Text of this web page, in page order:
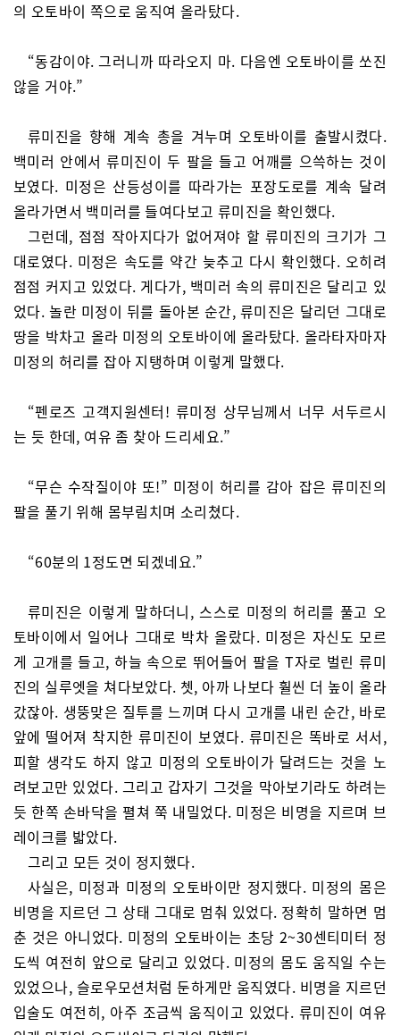
의 오토바이 쪽으로 움직여 올라탔다.
“동감이야. 그러니까 따라오지 마. 다음엔 오토바이를 쏘진
않을 거야.”
류미진을 향해 계속 총을 겨누며 오토바이를 출발시켰다.
백미러 안에서 류미진이 두 팔을 들고 어깨를 으쓱하는 것이
보였다. 미정은 산등성이를 따라가는 포장도로를 계속 달려
올라가면서 백미러를 들여다보고 류미진을 확인했다.
그런데, 점점 작아지다가 없어져야 할 류미진의 크기가 그
대로였다. 미정은 속도를 약간 늦추고 다시 확인했다. 오히려
점점 커지고 있었다. 게다가, 백미러 속의 류미진은 달리고 있
었다. 놀란 미정이 뒤를 돌아본 순간, 류미진은 달리던 그대로
땅을 박차고 올라 미정의 오토바이에 올라탔다. 올라타자마자
미정의 허리를 잡아 지탱하며 이렇게 말했다.
“펜로즈 고객지원센터! 류미정 상무님께서 너무 서두르시
는 듯 한데, 여유 좀 찾아 드리세요.”
“무슨 수작질이야 또!” 미정이 허리를 감아 잡은 류미진의
팔을 풀기 위해 몸부림치며 소리쳤다.
“60분의 1정도면 되겠네요.”
류미진은 이렇게 말하더니, 스스로 미정의 허리를 풀고 오
토바이에서 일어나 그대로 박차 올랐다. 미정은 자신도 모르
게 고개를 들고, 하늘 속으로 뛰어들어 팔을 T자로 벌린 류미
진의 실루엣을 쳐다보았다. 쳇, 아까 나보다 훨씬 더 높이 올라
갔잖아. 생뚱맞은 질투를 느끼며 다시 고개를 내린 순간, 바로
앞에 떨어져 착지한 류미진이 보였다. 류미진은 똑바로 서서,
피할 생각도 하지 않고 미정의 오토바이가 달려드는 것을 노
려보고만 있었다. 그리고 갑자기 그것을 막아보기라도 하려는
듯 한쪽 손바닥을 펼쳐 쭉 내밀었다. 미정은 비명을 지르며 브
레이크를 밟았다.
그리고 모든 것이 정지했다.
사실은, 미정과 미정의 오토바이만 정지했다. 미정의 몸은
비명을 지르던 그 상태 그대로 멈춰 있었다. 정확히 말하면 멈
춘 것은 아니었다. 미정의 오토바이는 초당 2~30센티미터 정
도씩 여전히 앞으로 달리고 있었다. 미정의 몸도 움직일 수는
있었으나, 슬로우모션처럼 둔하게만 움직였다. 비명을 지르던
입술도 여전히, 아주 조금씩 움직이고 있었다. 류미진이 여유